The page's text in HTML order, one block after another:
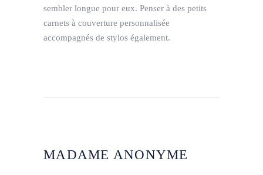
sembler longue pour eux. Penser à des petits
carnets à couverture personnalisée
accompagnés de stylos également.
MADAME ANONYME